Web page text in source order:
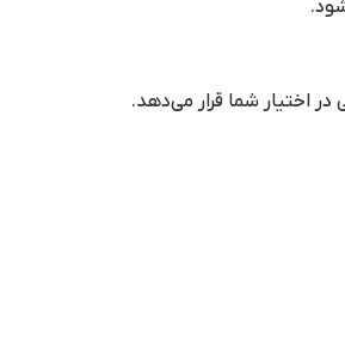
اختیار شما قرار می‌دهد.